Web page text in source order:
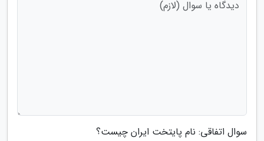
سوال اتفاقی: نام پایتخت ایران چیست؟